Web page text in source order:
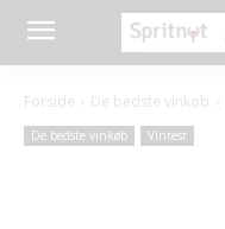
Forside De bedste vinkøb
De bedste vinkøb Vintest